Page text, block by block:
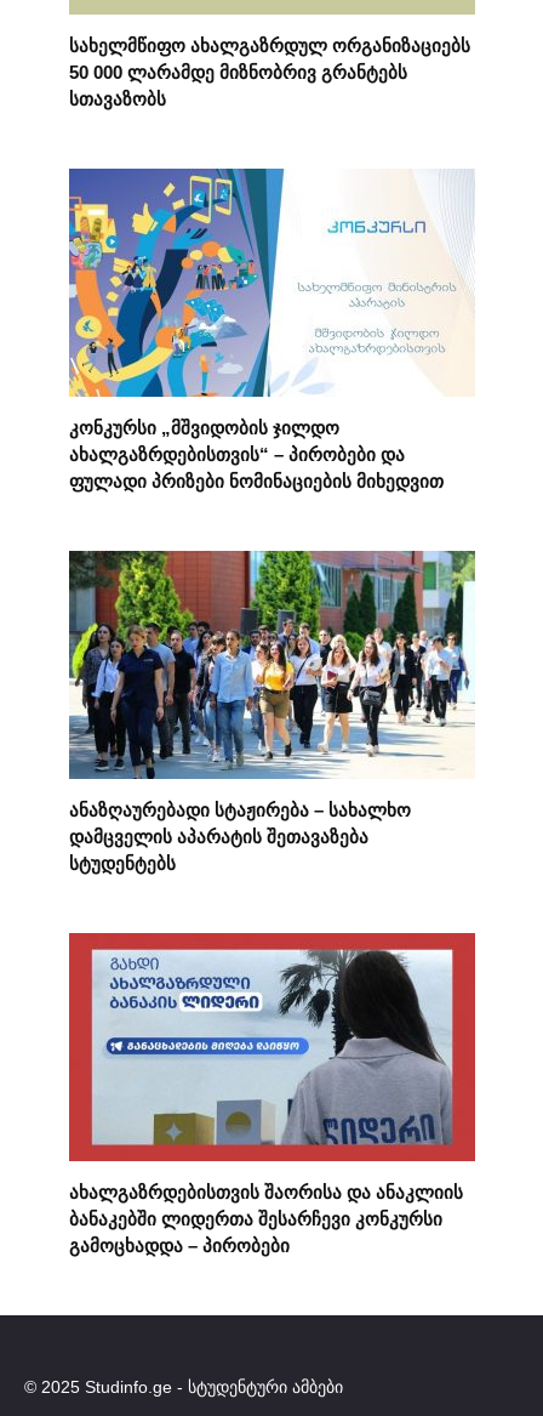
სახელმწიფო ახალგაზრდულ ორგანიზაციებს
50 000 ლარამდე მიზნობრივ გრანტებს
სთავაზობს
კონკურსი „მშვიდობის ჯილდო
ახალგაზრდებისთვის“ – პირობები და
ფულადი პრიზები ნომინაციების მიხედვით
ანაზღაურებადი სტაჟირება – სახალხო
დამცველის აპარატის შეთავაზება
სტუდენტებს
ახალგაზრდებისთვის შაორისა და ანაკლიის
ბანაკებში ლიდერთა შესარჩევი კონკურსი
გამოცხადდა – პირობები
© 2025 Studinfo.ge - სტუდენტური ამბები